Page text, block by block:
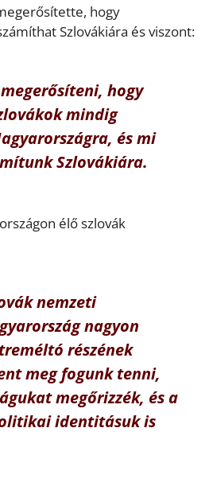
hogy
Szlovákiára és viszont:
hogy
mindig
és mi
Szlovákiára.
élő szlovák
nemzeti
nagyon
részének
meg fogunk tenni,
megőrizzék, és a
identitásuk is